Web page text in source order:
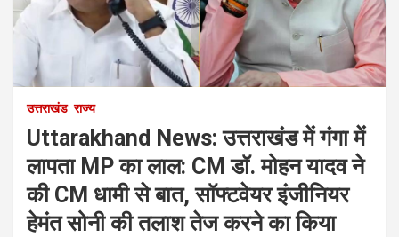
उत्तराखंड राज्य
Uttarakhand News: उत्तराखंड में गंगा में
लापता MP का लाल: CM डॉ. मोहन यादव ने
की CM धामी से बात, सॉफ्टवेयर इंजीनियर
हेमंत सोनी की तलाश तेज करने का किया